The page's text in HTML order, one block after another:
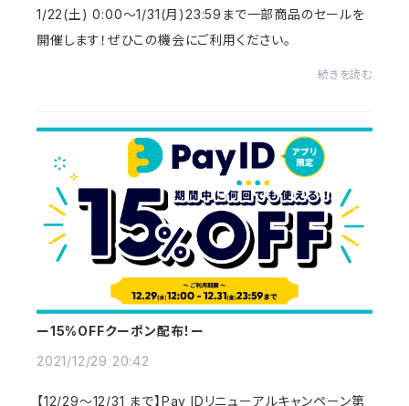
1/22(土) 0:00〜1/31(月)23:59まで一部商品のセールを
開催します！ぜひこの機会にご利用ください。
続きを読む
ー15%OFFクーポン配布！ー
2021/12/29 20:42
【12/29～12/31 まで】Pay IDリニューアルキャンペーン第